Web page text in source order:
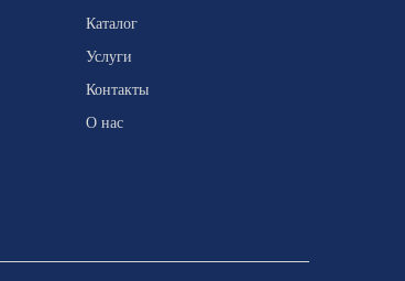
Каталог
Услуги
Контакты
О нас